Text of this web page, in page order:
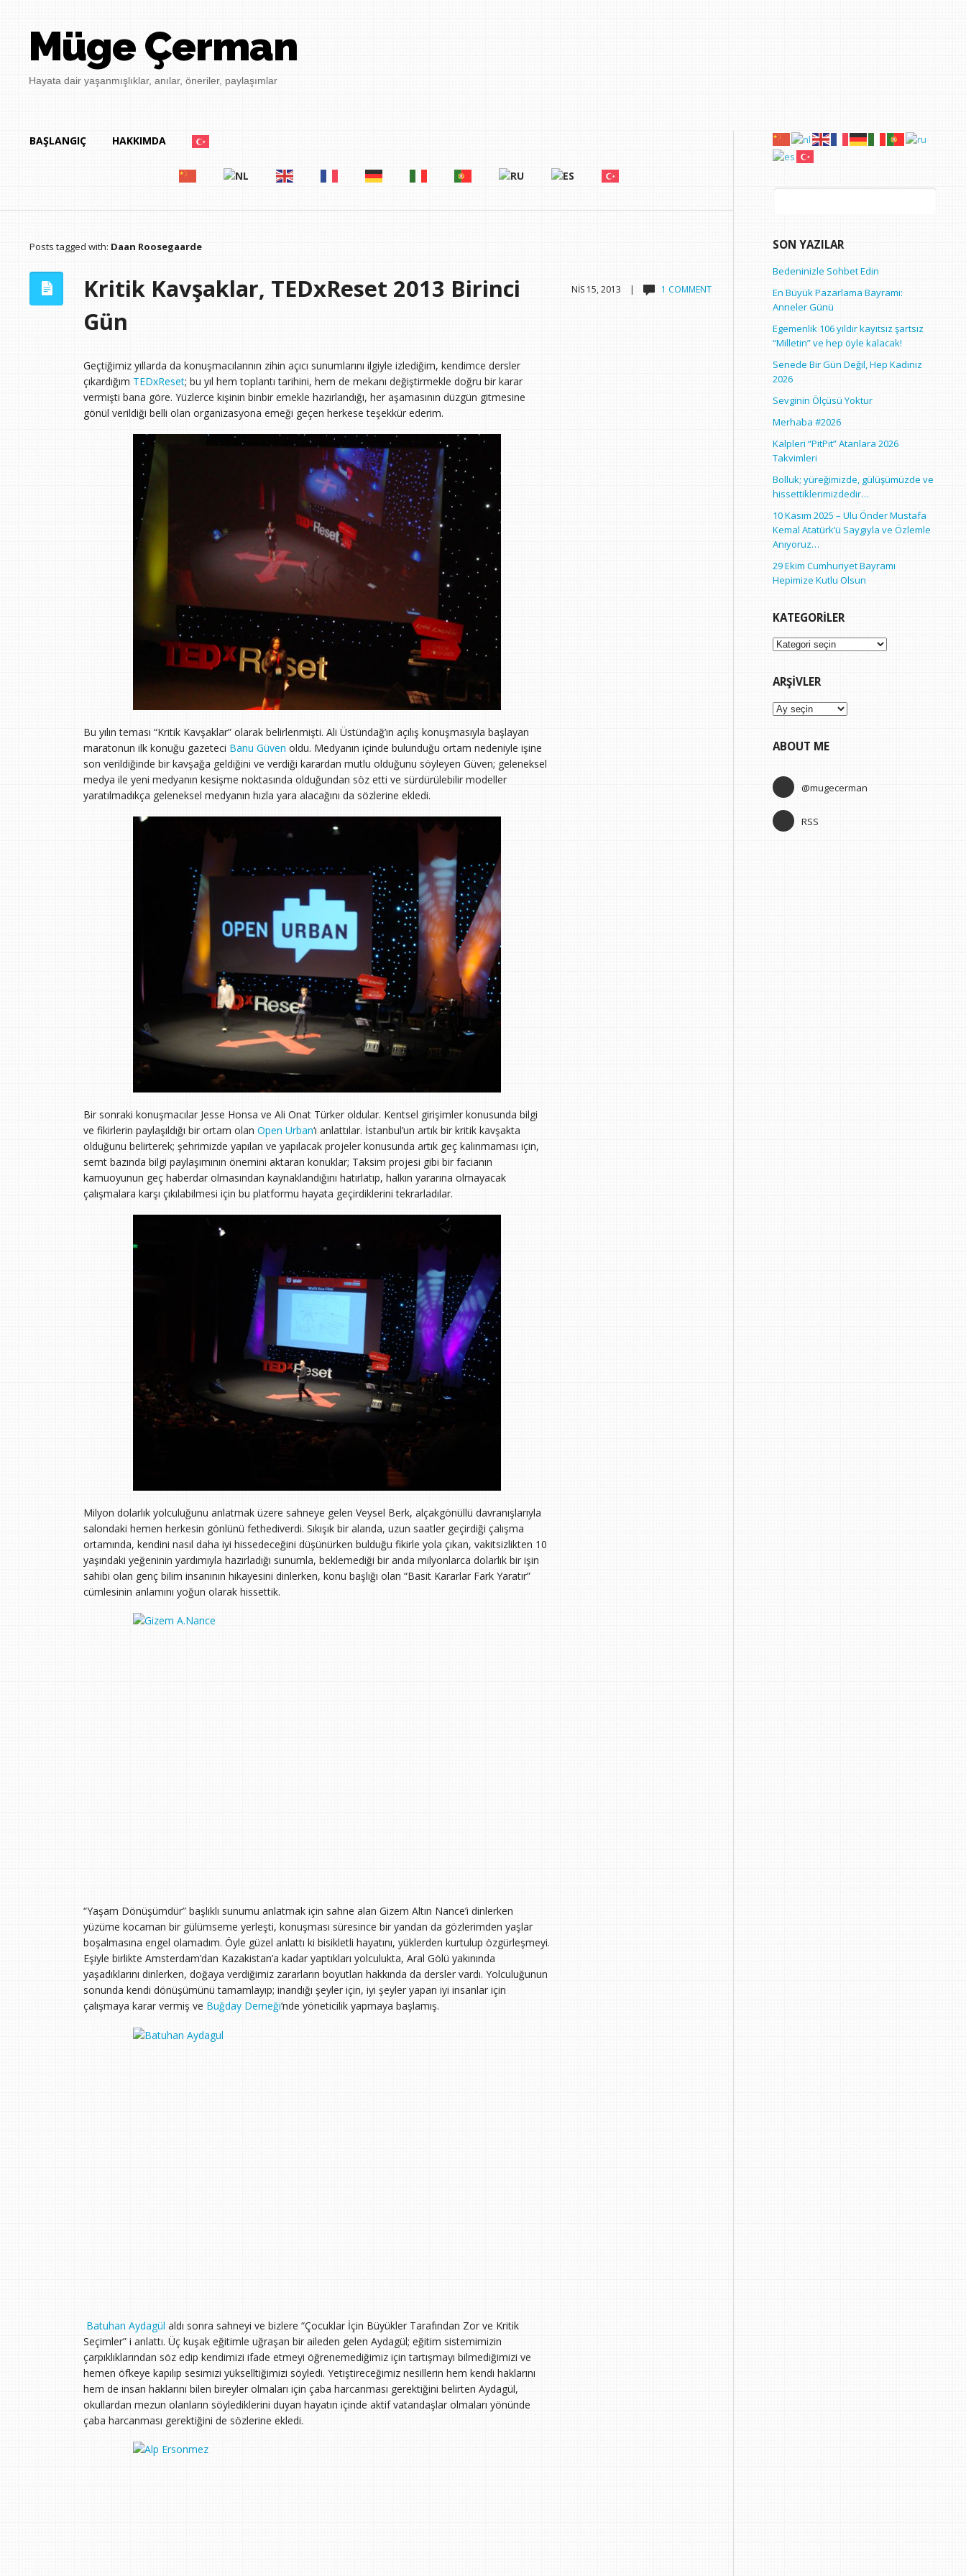
Müge Çerman
Hayata dair yaşanmışlıklar, anılar, öneriler, paylaşımlar
BAŞLANGIÇ HAKKIMDA
Posts tagged with: Daan Roosegaarde
NIS 15, 2013 | 1 COMMENT
Kritik Kavşaklar, TEDxReset 2013 Birinci
Gün
Geçtiğimiz yıllarda da konuşmacılarının zihin açıcı sunumlarını ilgiyle izlediğim, kendimce dersler
çıkardığım TEDxReset; bu yıl hem toplantı tarihini, hem de mekanı değiştirmekle doğru bir karar
vermişti bana göre. Yüzlerce kişinin binbir emekle hazırlandığı, her aşamasının düzgün gitmesine
gönül verildiği belli olan organizasyona emeği geçen herkese teşekkür ederim.
Bu yılın teması “Kritik Kavşaklar” olarak belirlenmişti. Ali Üstündağ’ın açılış konuşmasıyla başlayan
maratonun ilk konuğu gazeteci Banu Güven oldu. Medyanın içinde bulunduğu ortam nedeniyle işine
son verildiğinde bir kavşağa geldiğini ve verdiği karardan mutlu olduğunu söyleyen Güven; geleneksel
medya ile yeni medyanın kesişme noktasında olduğundan söz etti ve sürdürülebilir modeller
yaratılmadıkça geleneksel medyanın hızla yara alacağını da sözlerine ekledi.
Bir sonraki konuşmacılar Jesse Honsa ve Ali Onat Türker oldular. Kentsel girişimler konusunda bilgi
ve fikirlerin paylaşıldığı bir ortam olan Open Urban‘ı anlattılar. İstanbul’un artık bir kritik kavşakta
olduğunu belirterek; şehrimizde yapılan ve yapılacak projeler konusunda artık geç kalınmaması için,
semt bazında bilgi paylaşımının önemini aktaran konuklar; Taksim projesi gibi bir facianın
kamuoyunun geç haberdar olmasından kaynaklandığını hatırlatıp, halkın yararına olmayacak
çalışmalara karşı çıkılabilmesi için bu platformu hayata geçirdiklerini tekrarladılar.
Milyon dolarlık yolculuğunu anlatmak üzere sahneye gelen Veysel Berk, alçakgönüllü davranışlarıyla
salondaki hemen herkesin gönlünü fethediverdi. Sıkışık bir alanda, uzun saatler geçirdiği çalışma
ortamında, kendini nasıl daha iyi hissedeceğini düşünürken bulduğu fikirle yola çıkan, vakitsizlikten 10
yaşındaki yeğeninin yardımıyla hazırladığı sunumla, beklemediği bir anda milyonlarca dolarlık bir işin
sahibi olan genç bilim insanının hikayesini dinlerken, konu başlığı olan “Basit Kararlar Fark Yaratır”
cümlesinin anlamını yoğun olarak hissettik.
“Yaşam Dönüşümdür” başlıklı sunumu anlatmak için sahne alan Gizem Altın Nance’i dinlerken
yüzüme kocaman bir gülümseme yerleşti, konuşması süresince bir yandan da gözlerimden yaşlar
boşalmasına engel olamadım. Öyle güzel anlattı ki bisikletli hayatını, yüklerden kurtulup özgürleşmeyi.
Eşiyle birlikte Amsterdam’dan Kazakistan’a kadar yaptıkları yolculukta, Aral Gölü yakınında
yaşadıklarını dinlerken, doğaya verdiğimiz zararların boyutları hakkında da dersler vardı. Yolculuğunun
sonunda kendi dönüşümünü tamamlayıp; inandığı şeyler için, iyi şeyler yapan iyi insanlar için
çalışmaya karar vermiş ve Buğday Derneği‘nde yöneticilik yapmaya başlamış.
Batuhan Aydagül aldı sonra sahneyi ve bizlere “Çocuklar İçin Büyükler Tarafından Zor ve Kritik
Seçimler” i anlattı. Üç kuşak eğitimle uğraşan bir aileden gelen Aydagül; eğitim sistemimizin
çarpıklıklarından söz edip kendimizi ifade etmeyi öğrenemediğimiz için tartışmayı bilmediğimizi ve
hemen öfkeye kapılıp sesimizi yükselltiğimizi söyledi. Yetiştireceğimiz nesillerin hem kendi haklarını
hem de insan haklarını bilen bireyler olmaları için çaba harcanması gerektiğini belirten Aydagül,
okullardan mezun olanların söylediklerini duyan hayatın içinde aktif vatandaşlar olmaları yönünde
çaba harcanması gerektiğini de sözlerine ekledi.
Arama:
SON YAZILAR
Bedeninizle Sohbet Edin
En Büyük Pazarlama Bayramı:
Anneler Günü
Egemenlik 106 yıldır kayıtsız şartsız
“Milletin” ve hep öyle kalacak!
Senede Bir Gün Değil, Hep Kadınız
2026
Sevginin Ölçüsü Yoktur
Merhaba #2026
Kalpleri “PitPit” Atanlara 2026
Takvimleri
Bolluk; yüreğimizde, gülüşümüzde ve
hissettiklerimizdedir…
10 Kasım 2025 – Ulu Önder Mustafa
Kemal Atatürk’ü Saygıyla ve Özlemle
Anıyoruz…
29 Ekim Cumhuriyet Bayramı
Hepimize Kutlu Olsun
KATEGORILER
Kategoriler
ARŞIVLER
Arşivler
ABOUT ME
@mugecerman
RSS